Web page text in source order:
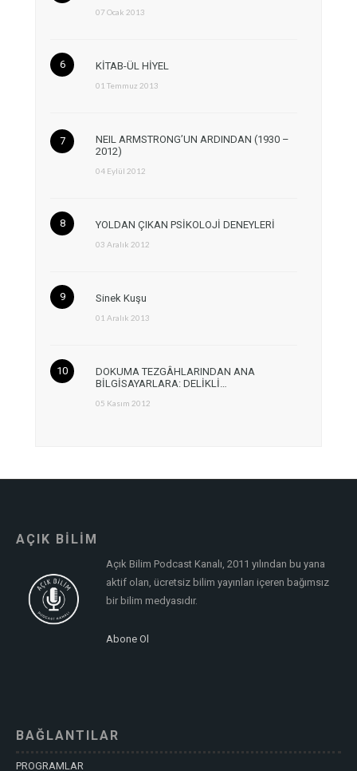
07 Ocak 2013
KİTAB-ÜL HİYEL
01 Temmuz 2013
NEIL ARMSTRONG’UN ARDINDAN (1930 –
2012)
04 Eylül 2012
YOLDAN ÇIKAN PSİKOLOJİ DENEYLERİ
03 Aralık 2012
Sinek Kuşu
01 Aralık 2013
DOKUMA TEZGÂHLARINDAN ANA
BİLGİSAYARLARA: DELİKLİ…
05 Kasım 2012
AÇIK BİLİM
Açık Bilim Podcast Kanalı, 2011 yılından bu yana
aktif olan, ücretsiz bilim yayınları içeren bağımsız
bir bilim medyasıdır.
Abone Ol
BAĞLANTILAR
PROGRAMLAR